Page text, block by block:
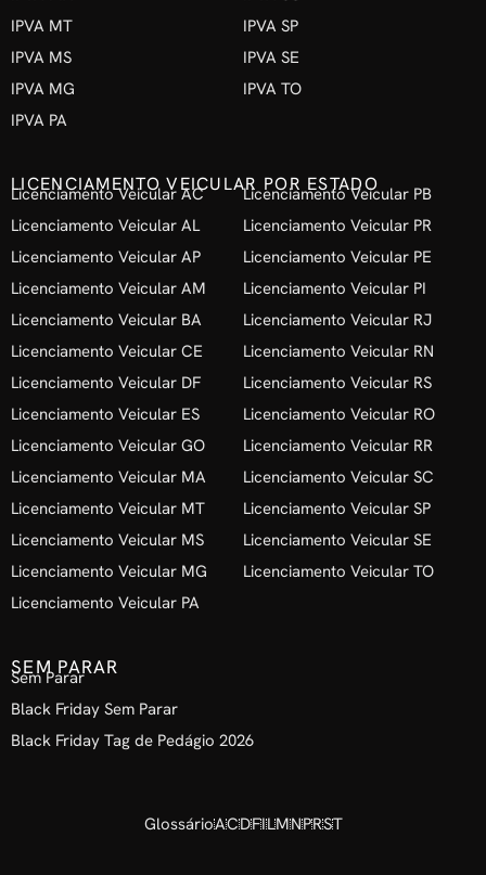
IPVA MT
IPVA MS
IPVA MG
IPVA PA
IPVA SP
IPVA SE
IPVA TO
LICENCIAMENTO VEICULAR POR ESTADO
Licenciamento Veicular AC
Licenciamento Veicular AL
Licenciamento Veicular AP
Licenciamento Veicular AM
Licenciamento Veicular BA
Licenciamento Veicular CE
Licenciamento Veicular DF
Licenciamento Veicular ES
Licenciamento Veicular GO
Licenciamento Veicular MA
Licenciamento Veicular MT
Licenciamento Veicular MS
Licenciamento Veicular MG
Licenciamento Veicular PA
Licenciamento Veicular PB
Licenciamento Veicular PR
Licenciamento Veicular PE
Licenciamento Veicular PI
Licenciamento Veicular RJ
Licenciamento Veicular RN
Licenciamento Veicular RS
Licenciamento Veicular RO
Licenciamento Veicular RR
Licenciamento Veicular SC
Licenciamento Veicular SP
Licenciamento Veicular SE
Licenciamento Veicular TO
SEM PARAR
Sem Parar
Black Friday Sem Parar
Black Friday Tag de Pedágio 2026
GlossárioACDFILMNPRST